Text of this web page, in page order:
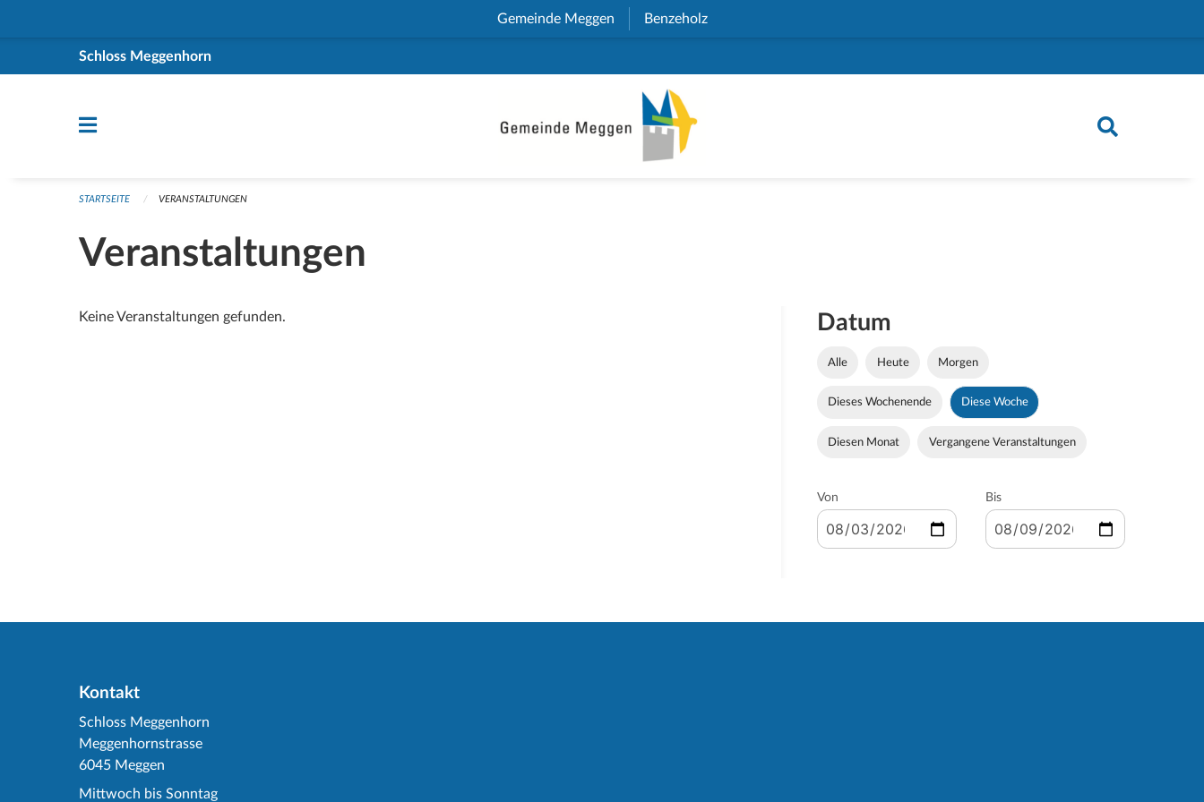
Gemeinde Meggen (External Link)
Benzeholz(External Link)
Schloss Meggenhorn
STARTSEITE VERANSTALTUNGEN
Veranstaltungen
Keine Veranstaltungen gefunden. Datum
Alle Heute Morgen
Dieses Wochenende Diese Woche
Diesen Monat Vergangene Veranstaltungen
Von Bis
Kontakt
Schloss Meggenhorn
Meggenhornstrasse
6045 Meggen
Mittwoch bis Sonntag